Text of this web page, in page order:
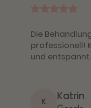
Die
professionell!
und
K Katrin